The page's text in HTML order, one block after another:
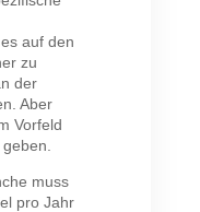
auf den
zu
der
Aber
Vorfeld
muss
pro Jahr